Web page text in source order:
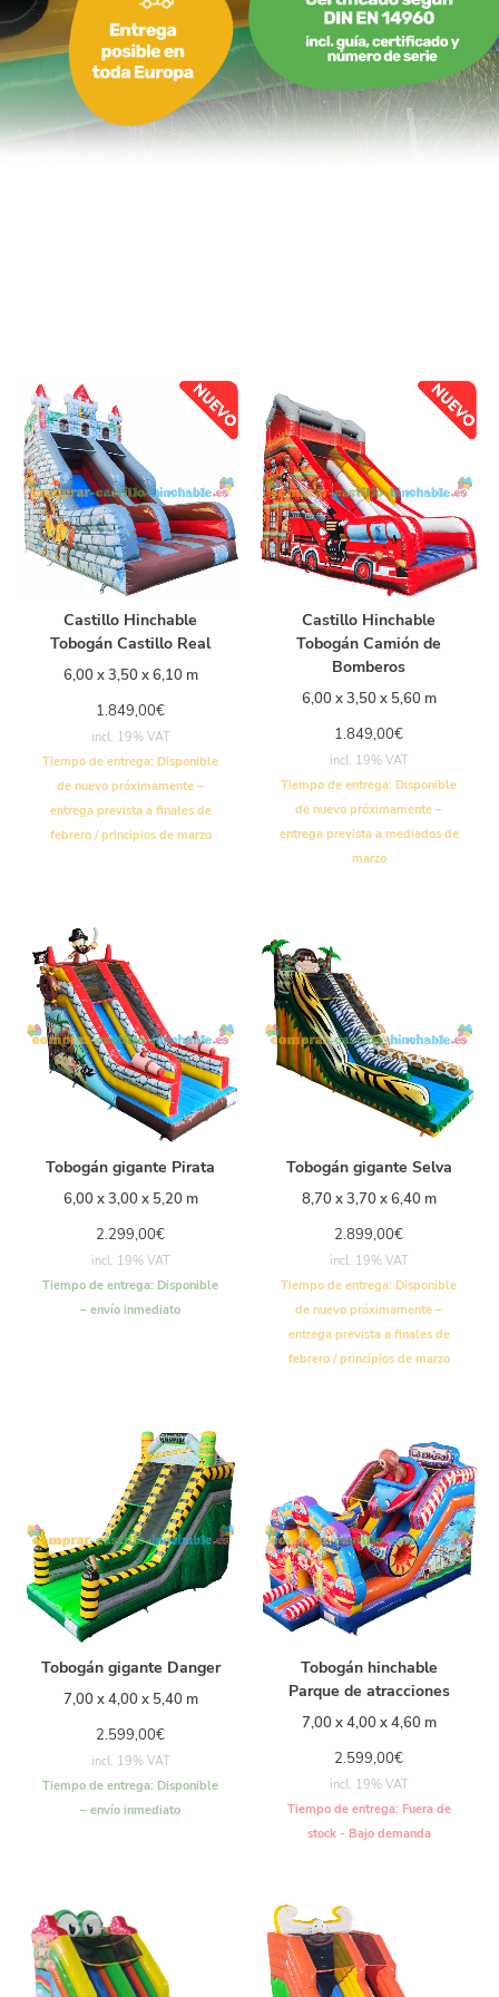
Castillo Hinchable
Tobogán Castillo Real
6,00 x 3,50 x 6,10 m
1.849,00€
incl. 19% VAT
Tiempo de entrega: Disponible
de nuevo próximamente –
entrega prevista a finales de
febrero / principios de marzo
Castillo Hinchable
Tobogán Camión de
Bomberos
6,00 x 3,50 x 5,60 m
1.849,00€
incl. 19% VAT
Tiempo de entrega: Disponible
de nuevo próximamente –
entrega prevista a mediados de
marzo
Tobogán gigante Pirata
6,00 x 3,00 x 5,20 m
2.299,00€
incl. 19% VAT
Tiempo de entrega: Disponible
– envío inmediato
Tobogán gigante Selva
8,70 x 3,70 x 6,40 m
2.899,00€
incl. 19% VAT
Tiempo de entrega: Disponible
de nuevo próximamente –
entrega prevista a finales de
febrero / principios de marzo
Tobogán gigante Danger
7,00 x 4,00 x 5,40 m
2.599,00€
incl. 19% VAT
Tiempo de entrega: Disponible
– envío inmediato
Tobogán hinchable
Parque de atracciones
7,00 x 4,00 x 4,60 m
2.599,00€
incl. 19% VAT
Tiempo de entrega: Fuera de
stock - Bajo demanda